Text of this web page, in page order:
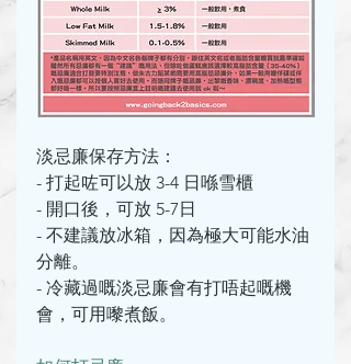
淡忌廉保存方法：
- 打起咗可以放 3-4 日喺雪櫃
- 開口後，可放 5-7日
- 不建議放冰箱，因為極大可能水油
分離。
- 冷藏過嘅淡忌廉會有打唔起嘅機
會，可用嚟煮飯。